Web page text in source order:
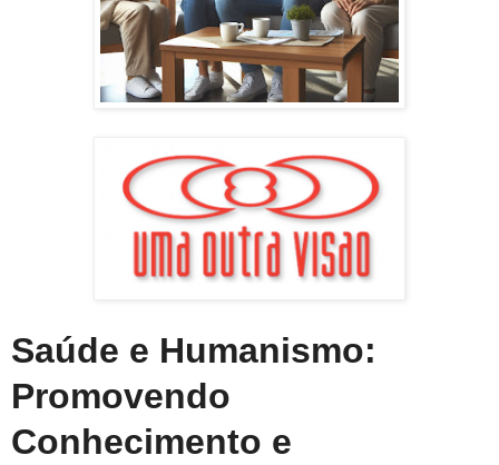
Saúde e Humanismo:
Promovendo
Conhecimento e